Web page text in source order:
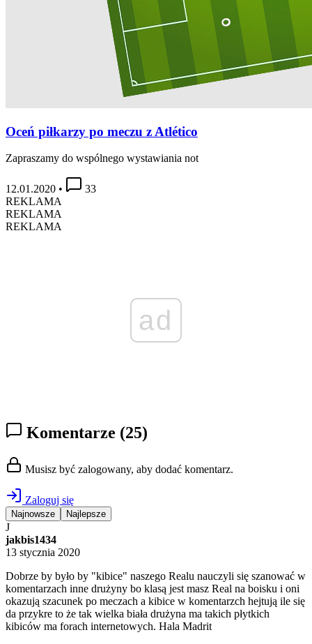
Oceń piłkarzy po meczu z Atlético
Zapraszamy do wspólnego wystawiania not
12.01.2020 •
33
REKLAMA
REKLAMA
REKLAMA
ad
Komentarze (25)
Musisz być zalogowany, aby dodać komentarz.
Zaloguj się
Najnowsze Najlepsze
J
jakbis1434
13 stycznia 2020
Dobrze by było by "kibice" naszego Realu nauczyli się szanować w
komentarzach inne drużyny bo klasą jest masz Real na boisku i oni
okazują szacunek po meczach a kibice w komentarzch hejtują ile się
da przykre to że tak wielka biała drużyna ma takich płytkich
kibiców ma forach internetowych. Hala Madrit